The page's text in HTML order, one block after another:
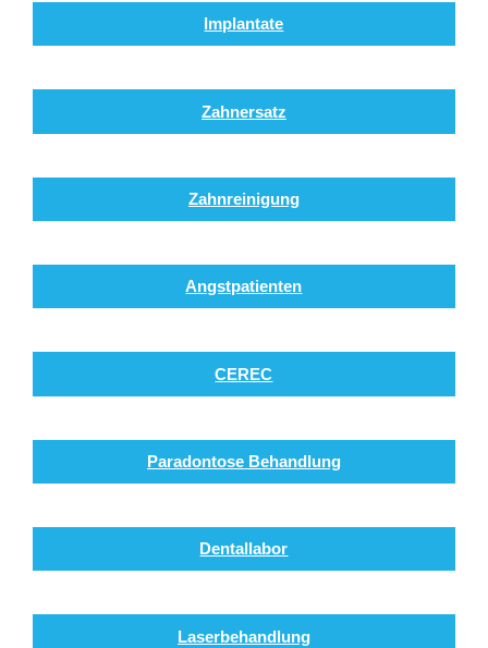
Implantate
Zahnersatz
Zahnreinigung
Angstpatienten
CEREC
Paradontose Behandlung
Dentallabor
Laserbehandlung